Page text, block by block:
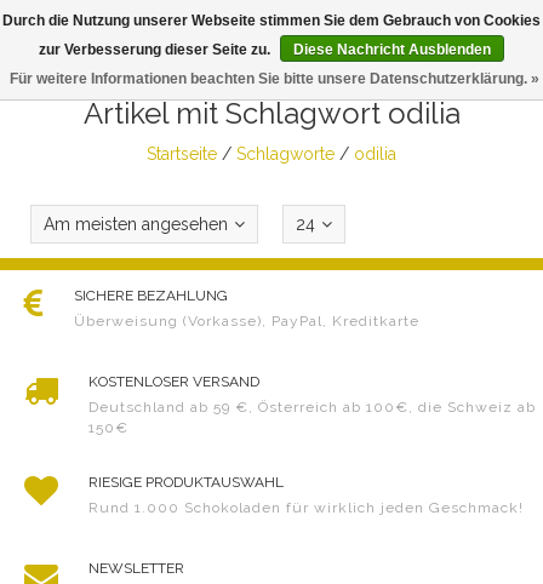
Artikel mit Schlagwort odilia
Startseite / Schlagworte / odilia
Am meisten angesehen 24
SICHERE BEZAHLUNG
Überweisung (Vorkasse), PayPal, Kreditkarte
KOSTENLOSER VERSAND
Deutschland ab 59 €, Österreich ab 100€, die Schweiz ab
150€
RIESIGE PRODUKTAUSWAHL
Rund 1.000 Schokoladen für wirklich jeden Geschmack!
NEWSLETTER
Durch die Nutzung unserer Webseite stimmen Sie dem Gebrauch von Cookies
zur Verbesserung dieser Seite zu.
Diese Nachricht Ausblenden
Für weitere Informationen beachten Sie bitte unsere Datenschutzerklärung. »